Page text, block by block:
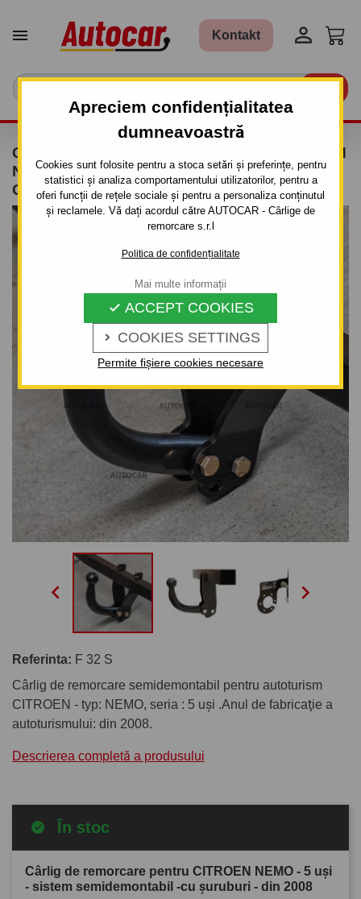
Apreciem confidențialitatea
dumneavoastră
Cookies sunt folosite pentru a stoca setări și preferințe, pentru
statistici și analiza comportamentului utilizatorilor, pentru a
oferi funcții de rețele sociale și pentru a personaliza conținutul
și reclamele. Vă dați acordul către AUTOCAR - Cârlige de
remorcare s.r.l
Politica de confidențialitate
 COOKIES SETTINGS
 ACCEPT COOKIES
Permite fișiere cookies necesare
Mai multe informații
 Kontakt 
CÂRLIG DE REMORCARE PENTRU CITROEN
NEMO - 5 UŞI - SISTEM SEMIDEMONTABIL -
CU ŞURUBURI - DIN 2008
 
Referinta: F 32 S
Cârlig de remorcare semidemontabil pentru autoturism
CITROEN - typ: NEMO, seria : 5 uşi .Anul de fabricaţie a
autoturismului: din 2008.
Descrierea completă a produsului
În stoc
Cârlig de remorcare pentru CITROEN NEMO - 5 uşi
- sistem semidemontabil -cu şuruburi - din 2008